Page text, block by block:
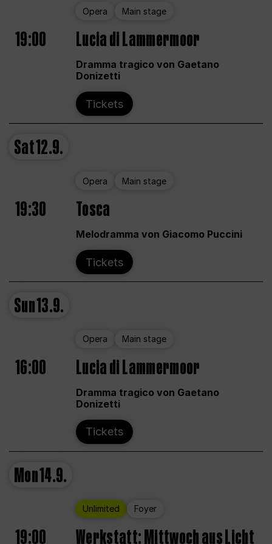
Opera Main stage
19:00 Lucia di Lammermoor
Dramma tragico von Gaetano
Donizetti
Tickets
Sat12.9.
Opera Main stage
19:30 Tosca
Melodramma von Giacomo Puccini
Tickets
Sun13.9.
Opera Main stage
16:00 Lucia di Lammermoor
Dramma tragico von Gaetano
Donizetti
Tickets
Mon14.9.
Unlimited Foyer
19:00 Werkstatt: Mittwoch aus Licht